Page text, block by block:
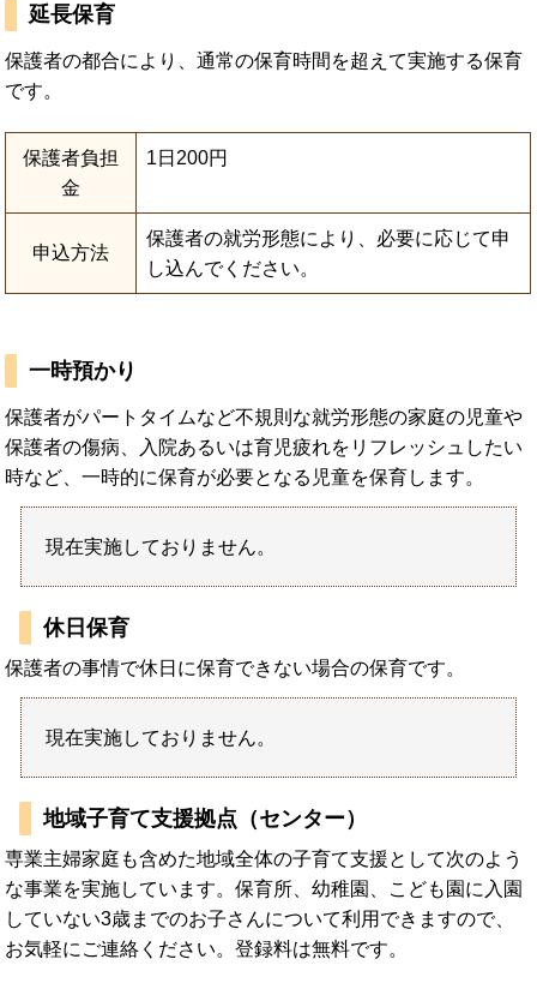
延長保育
保護者の都合により、通常の保育時間を超えて実施する保育
です。
保護者負担
金
1日200円
申込方法
保護者の就労形態により、必要に応じて申
し込んでください。
一時預かり
保護者がパートタイムなど不規則な就労形態の家庭の児童や
保護者の傷病、入院あるいは育児疲れをリフレッシュしたい
時など、一時的に保育が必要となる児童を保育します。
現在実施しておりません。
休日保育
保護者の事情で休日に保育できない場合の保育です。
現在実施しておりません。
地域子育て支援拠点（センター）
専業主婦家庭も含めた地域全体の子育て支援として次のよう
な事業を実施しています。保育所、幼稚園、こども園に入園
していない3歳までのお子さんについて利用できますので、
お気軽にご連絡ください。登録料は無料です。